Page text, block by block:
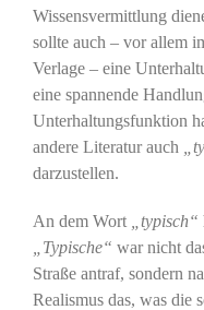
Wissensvermittlung
sollte auch – vor allem
Verlage – eine
eine spannende
Unterhaltungsfunktion
andere Literatur auch
darzustellen.
An dem Wort „typisch“
„Typische“ war nicht
Straße antraf, sondern
Realismus das, was die